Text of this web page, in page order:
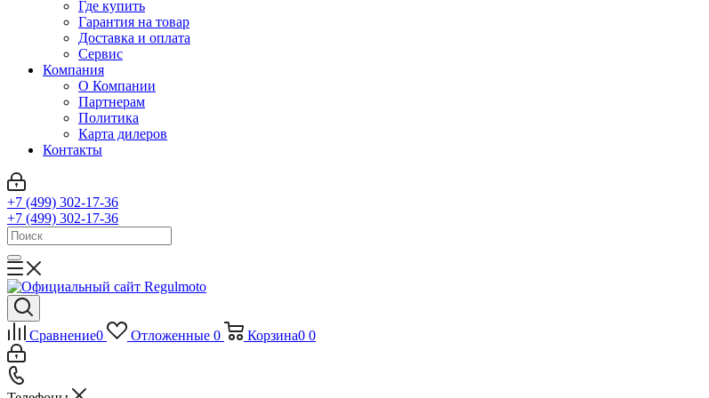
Где купить
Гарантия на товар
Доставка и оплата
Сервис
Компания
О Компании
Партнерам
Политика
Карта дилеров
Контакты
+7 (499) 302-17-36
+7 (499) 302-17-36
Сравнение0 Отложенные 0 Корзина0 0